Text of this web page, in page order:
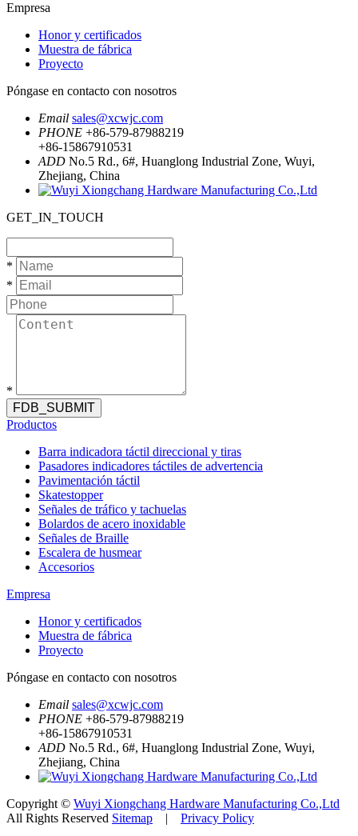
Empresa
Honor y certificados
Muestra de fábrica
Proyecto
Póngase en contacto con nosotros
Email sales@xcwjc.com
PHONE +86-579-87988219
+86-15867910531
ADD No.5 Rd., 6#, Huanglong Industrial Zone, Wuyi,
Zhejiang, China
GET_IN_TOUCH
*
*
*
FDB_SUBMIT
Productos
Barra indicadora táctil direccional y tiras
Pasadores indicadores táctiles de advertencia
Pavimentación táctil
Skatestopper
Señales de tráfico y tachuelas
Bolardos de acero inoxidable
Señales de Braille
Escalera de husmear
Accesorios
Empresa
Honor y certificados
Muestra de fábrica
Proyecto
Póngase en contacto con nosotros
Email sales@xcwjc.com
PHONE +86-579-87988219
+86-15867910531
ADD No.5 Rd., 6#, Huanglong Industrial Zone, Wuyi,
Zhejiang, China
Copyright © Wuyi Xiongchang Hardware Manufacturing Co.,Ltd
All Rights Reserved Sitemap | Privacy Policy